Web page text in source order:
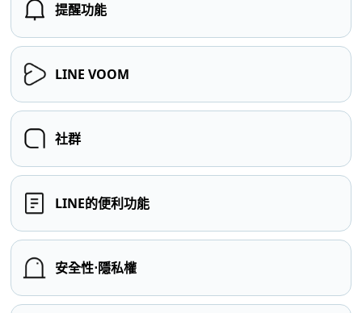
提醒功能
LINE VOOM
社群
LINE的便利功能
安全性⋅隱私權